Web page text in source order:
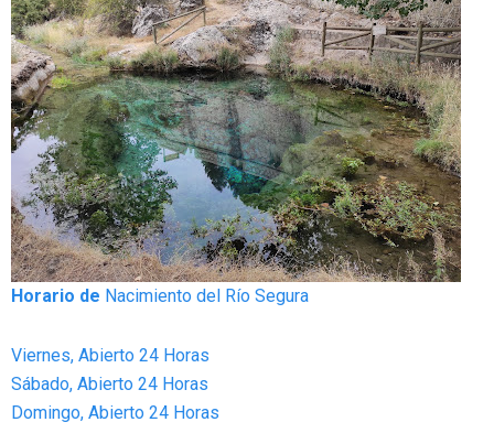
Horario de Nacimiento del Río Segura
Viernes, Abierto 24 Horas
Sábado, Abierto 24 Horas
Domingo, Abierto 24 Horas